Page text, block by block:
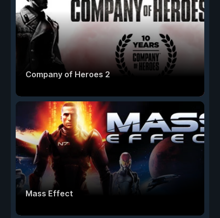
Company of Heroes 2
Mass Effect